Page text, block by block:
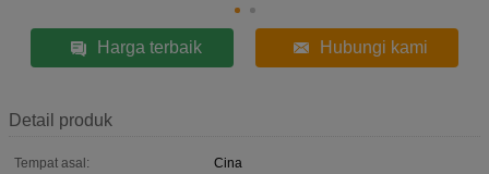
Harga terbaik Hubungi kami
Detail produk
Tempat asal:
Cina